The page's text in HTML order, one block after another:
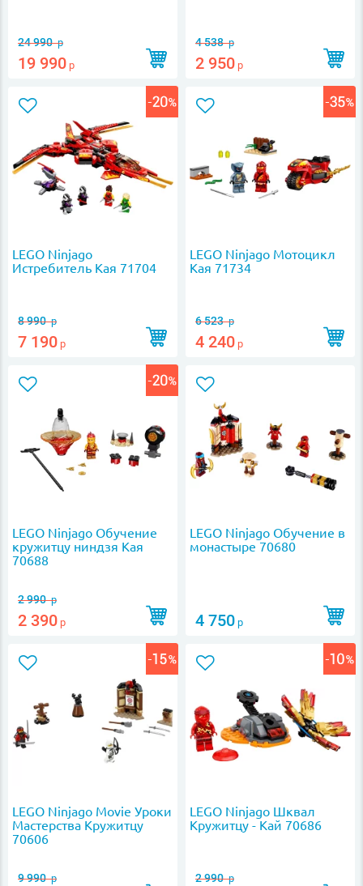
24 990р
19 990 р
4 538р
2 950 р
LEGO Ninjago
Истребитель Кая 71704
8 990р
7 190 р
LEGO Ninjago Мотоцикл
Кая 71734
6 523р
4 240 р
LEGO Ninjago Обучение
кружитцу ниндзя Кая
70688
2 990р
2 390 р
LEGO Ninjago Обучение в
монастыре 70680
4 750 р
LEGO Ninjago Movie Уроки
Мастерства Кружитцу
70606
9 990р
LEGO Ninjago Шквал
Кружитцу - Кай 70686
2 990р